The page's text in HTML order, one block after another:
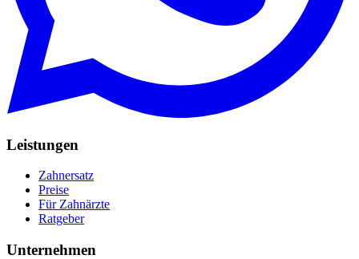
Leistungen
Zahnersatz
Preise
Für Zahnärzte
Ratgeber
Unternehmen